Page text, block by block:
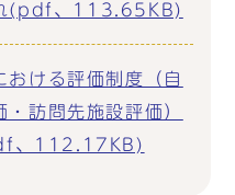
(pdf、113.65KB)
おける評価制度（自
訪問先施設評価）
、112.17KB)